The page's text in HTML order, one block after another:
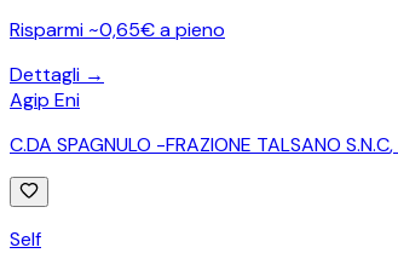
Risparmi ~0,65€ a pieno
Dettagli →
Agip Eni
C.DA SPAGNULO -FRAZIONE TALSANO S.N.C,
Self